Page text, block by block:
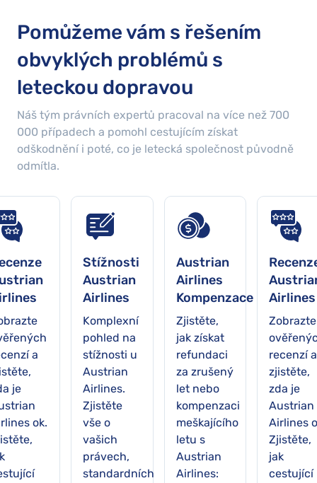
Pomůžeme vám s řešením
obvyklých problémů s
leteckou dopravou
Náš tým právních expertů pracoval na více než 700
000 případech a pomohl cestujícím získat
odškodnění i poté, co je letecká společnost původně
odmítla.
a
je
ok.
Stížnosti
Austrian
Airlines
Komplexní
pohled na
stížnosti u
Austrian
Airlines.
Zjistěte
vše o
vašich
právech,
standardních
Austrian
Airlines
Kompenzace
Zjistěte,
jak získat
refundaci
za zrušený
let nebo
kompenzaci
meškajícího
letu s
Austrian
Airlines:
Airlines
Zobrazte
recenzí a
zjistěte,
zda je
Austrian
Airlines
Zjistěte,
jak
cestující